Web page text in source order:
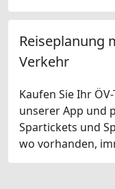
Reiseplanung
Verkehr
Kaufen Sie Ihr
unserer App und
Spartickets und
wo vorhanden,